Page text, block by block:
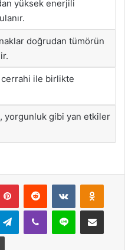
yüksek enerjili
doğrudan tümörün
ile birlikte
yorgunluk gibi yan etkiler
PinterestReddit VKontakte
TelegramViber Line E-Posta ile
Yazdır